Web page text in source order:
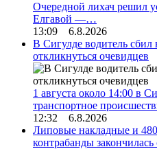
Очередной лихач решил
Елгавой —…
13:09 6.8.2026
В Сигулде водитель сбил
откликнуться очевидцев
1 августа около 14:00 в
транспортное
12:32 6.8.2026
Липовые накладные и 480
контрабанды закончилась